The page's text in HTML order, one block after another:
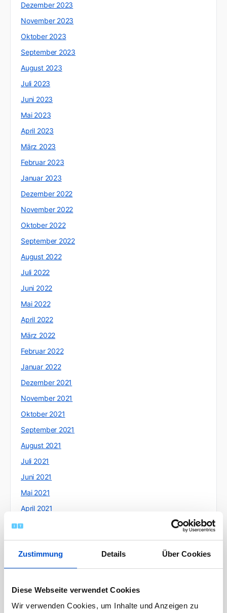
Zustimmung Details Über Cookies
Diese Webseite verwendet Cookies
Wir verwenden Cookies, um Inhalte und Anzeigen zu
Dezember 2023
November 2023
Oktober 2023
September 2023
August 2023
Juli 2023
Juni 2023
Mai 2023
April 2023
März 2023
Februar 2023
Januar 2023
Dezember 2022
November 2022
Oktober 2022
September 2022
August 2022
Juli 2022
Juni 2022
Mai 2022
April 2022
März 2022
Februar 2022
Januar 2022
Dezember 2021
November 2021
Oktober 2021
September 2021
August 2021
Juli 2021
Juni 2021
Mai 2021
April 2021
März 2021
Februar 2021
Januar 2021
Dezember 2020
November 2020
Oktober 2020